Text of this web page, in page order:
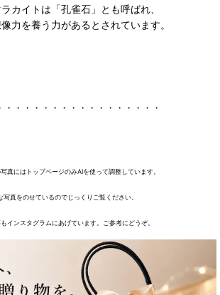
カイトは「孔雀石」とも呼ばれ、
力を養う力があるとされています。
・・・・・・・・・・・・・・・・・
真にはトップページのみAIを使って調整しています。
写真をのせているのでじっくりご覧ください。
インスタグラムにあげています。ご参考にどうぞ。